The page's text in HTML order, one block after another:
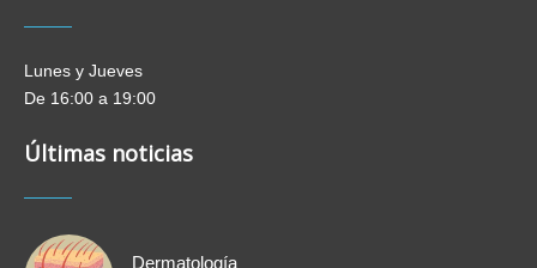
Lunes y Jueves
De 16:00 a 19:00
Últimas noticias
Dermatología